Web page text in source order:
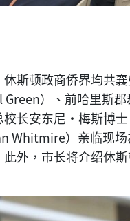
斯顿政商侨界均共
）、前哈里斯
长安东尼·梅斯博
Whitmire）亲临现
外，市长将介绍休